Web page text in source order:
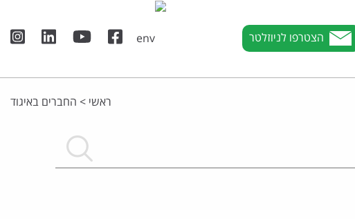
הצטרפו לניוזלטר
ראשי > החברים באיגוד